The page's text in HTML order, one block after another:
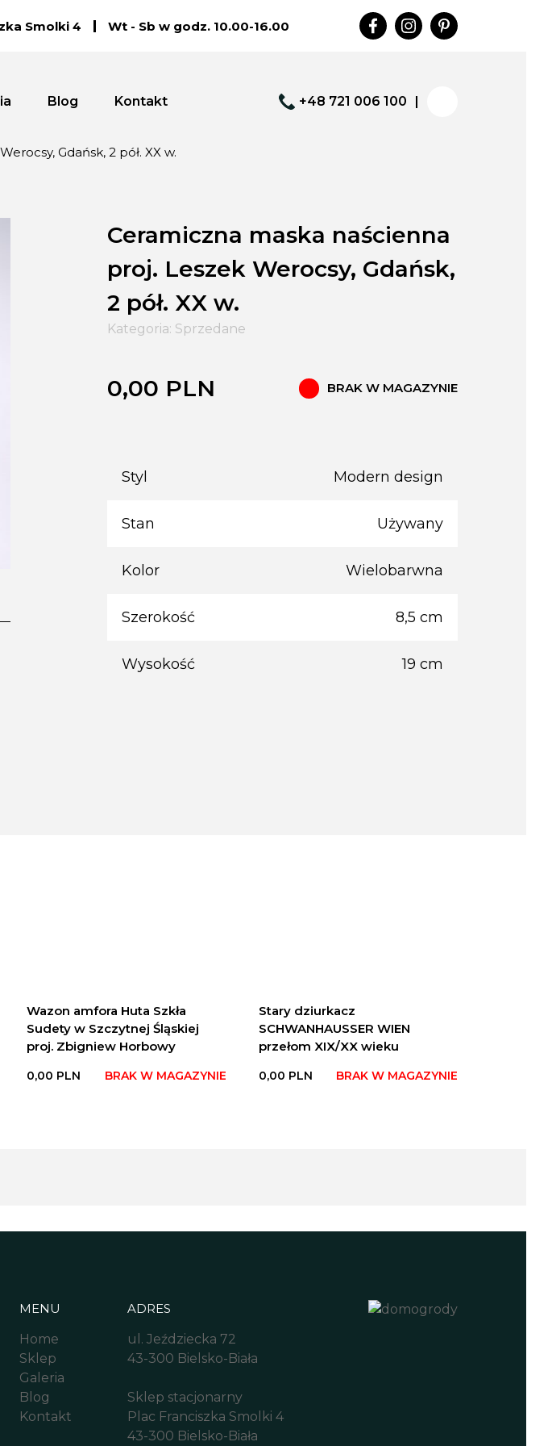
Smolki 4 Wt - Sb w godz. 10.00-16.00
Blog Kontakt +48 721 006 100 |
Gdańsk, 2 pół. XX w.
Ceramiczna maska naścienna
proj. Leszek Werocsy, Gdańsk,
2 pół. XX w.
Kategoria: Sprzedane
0,00 PLN BRAK W MAGAZYNIE
Styl Modern design
Stan Używany
Kolor Wielobarwna
Szerokość 8,5 cm
Wysokość 19 cm
Wazon amfora Huta Szkła
Sudety w Szczytnej Śląskiej
proj. Zbigniew Horbowy
0,00 PLN BRAK W MAGAZYNIE
Stary dziurkacz
SCHWANHAUSSER WIEN
przełom XIX/XX wieku
0,00 PLN BRAK W MAGAZYNIE
MENU
Home
Sklep
Galeria
Blog
Kontakt
ADRES
ul. Jeździecka 72
43-300 Bielsko-Biała
Sklep stacjonarny
Plac Franciszka Smolki 4
43-300 Bielsko-Biała